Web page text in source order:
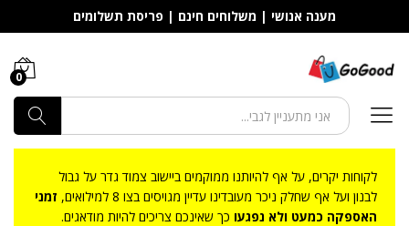
מענה אנושי | משלוחים חינם | פריסת תשלומים
0
חפש
לקוחות יקרים, על אף להיותנו ממוקמים ביישוב צמוד גדר על גבול
לבנון ועל אף שחלק ניכר מעובדינו עדיין מגויסים בצו 8 למילואים,
זמני
האספקה כמעט ולא נפגעו כך שאינכם צריכים להיות מודאגים.